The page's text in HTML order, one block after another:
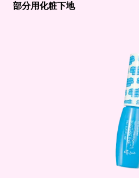
部分用化粧下地